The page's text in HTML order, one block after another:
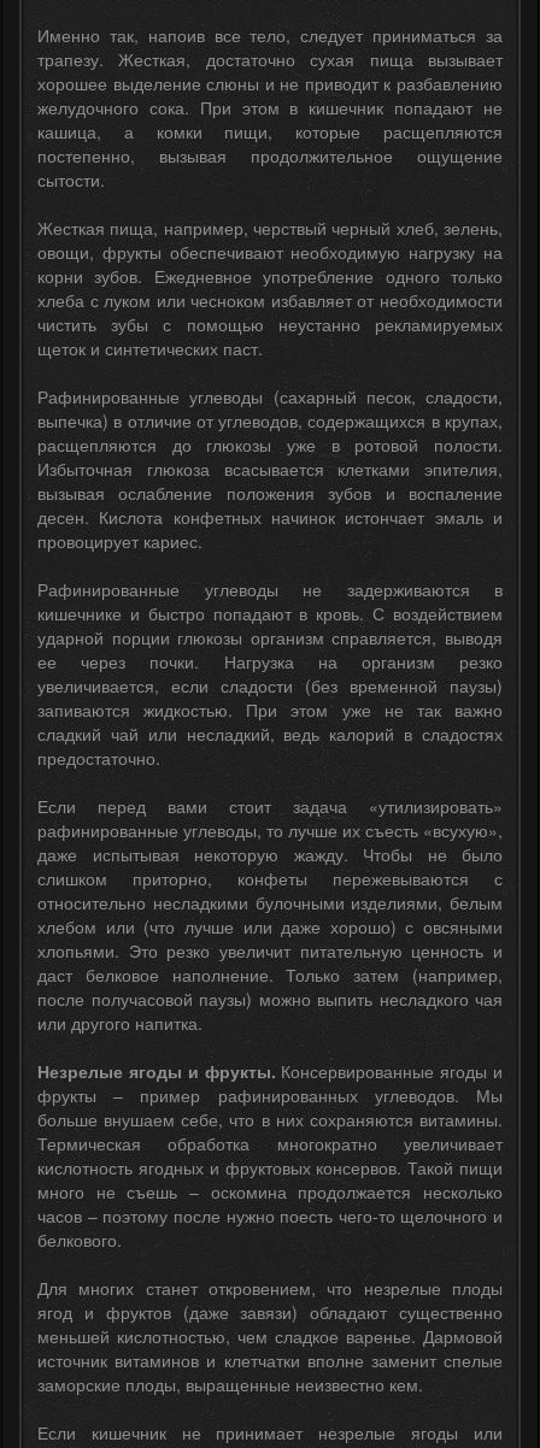
Именно так, напоив все тело, следует приниматься за
трапезу. Жесткая, достаточно сухая пища вызывает
хорошее выделение слюны и не приводит к разбавлению
желудочного сока. При этом в кишечник попадают не
кашица, а комки пищи, которые расщепляются
постепенно, вызывая продолжительное ощущение
сытости.
Жесткая пища, например, черствый черный хлеб, зелень,
овощи, фрукты обеспечивают необходимую нагрузку на
корни зубов. Ежедневное употребление одного только
хлеба с луком или чесноком избавляет от необходимости
чистить зубы с помощью неустанно рекламируемых
щеток и синтетических паст.
Рафинированные углеводы (сахарный песок, сладости,
выпечка) в отличие от углеводов, содержащихся в крупах,
расщепляются до глюкозы уже в ротовой полости.
Избыточная глюкоза всасывается клетками эпителия,
вызывая ослабление положения зубов и воспаление
десен. Кислота конфетных начинок истончает эмаль и
провоцирует кариес.
Рафинированные углеводы не задерживаются в
кишечнике и быстро попадают в кровь. С воздействием
ударной порции глюкозы организм справляется, выводя
ее через почки. Нагрузка на организм резко
увеличивается, если сладости (без временной паузы)
запиваются жидкостью. При этом уже не так важно
сладкий чай или несладкий, ведь калорий в сладостях
предостаточно.
Если перед вами стоит задача «утилизировать»
рафинированные углеводы, то лучше их съесть «всухую»,
даже испытывая некоторую жажду. Чтобы не было
слишком приторно, конфеты пережевываются с
относительно несладкими булочными изделиями, белым
хлебом или (что лучше или даже хорошо) с овсяными
хлопьями. Это резко увеличит питательную ценность и
даст белковое наполнение. Только затем (например,
после получасовой паузы) можно выпить несладкого чая
или другого напитка.
Незрелые ягоды и фрукты. Консервированные ягоды и
фрукты – пример рафинированных углеводов. Мы
больше внушаем себе, что в них сохраняются витамины.
Термическая обработка многократно увеличивает
кислотность ягодных и фруктовых консервов. Такой пищи
много не съешь – оскомина продолжается несколько
часов – поэтому после нужно поесть чего-то щелочного и
белкового.
Для многих станет откровением, что незрелые плоды
ягод и фруктов (даже завязи) обладают существенно
меньшей кислотностью, чем сладкое варенье. Дармовой
источник витаминов и клетчатки вполне заменит спелые
заморские плоды, выращенные неизвестно кем.
Если кишечник не принимает незрелые ягоды или